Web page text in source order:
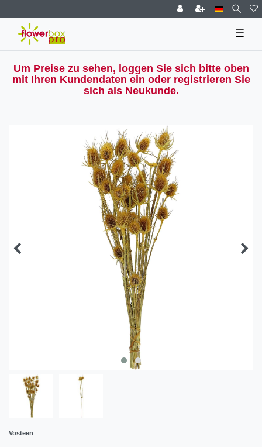
☰
Um Preise zu sehen, loggen Sie sich bitte oben
mit Ihren Kundendaten ein oder registrieren Sie
sich als Neukunde.
Vosteen